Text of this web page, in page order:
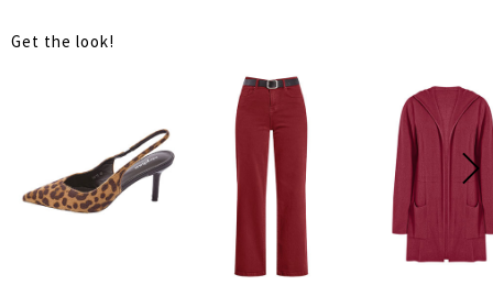
ΣΤΗΘΟΣ
ΜΗΚΟΣ
88
86
50
140
Get the look!